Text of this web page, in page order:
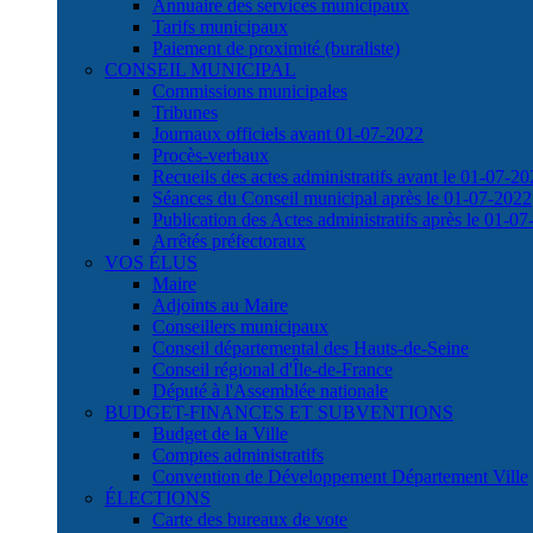
Annuaire des services municipaux
Tarifs municipaux
Paiement de proximité (buraliste)
CONSEIL MUNICIPAL
Commissions municipales
Tribunes
Journaux officiels avant 01-07-2022
Procès-verbaux
Recueils des actes administratifs avant le 01-07-
Séances du Conseil municipal après le 01-07-2022
Publication des Actes administratifs après le 01-
Arrêtés préfectoraux
VOS ÉLUS
Maire
Adjoints au Maire
Conseillers municipaux
Conseil départemental des Hauts-de-Seine
Conseil régional d'Île-de-France
Député à l'Assemblée nationale
BUDGET-FINANCES ET SUBVENTIONS
Budget de la Ville
Comptes administratifs
Convention de Développement Département Ville
ÉLECTIONS
Carte des bureaux de vote